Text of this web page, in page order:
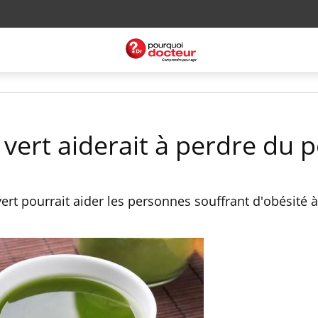
aiderait à perdre du
pourrait aider les personnes souffrant d'obésité